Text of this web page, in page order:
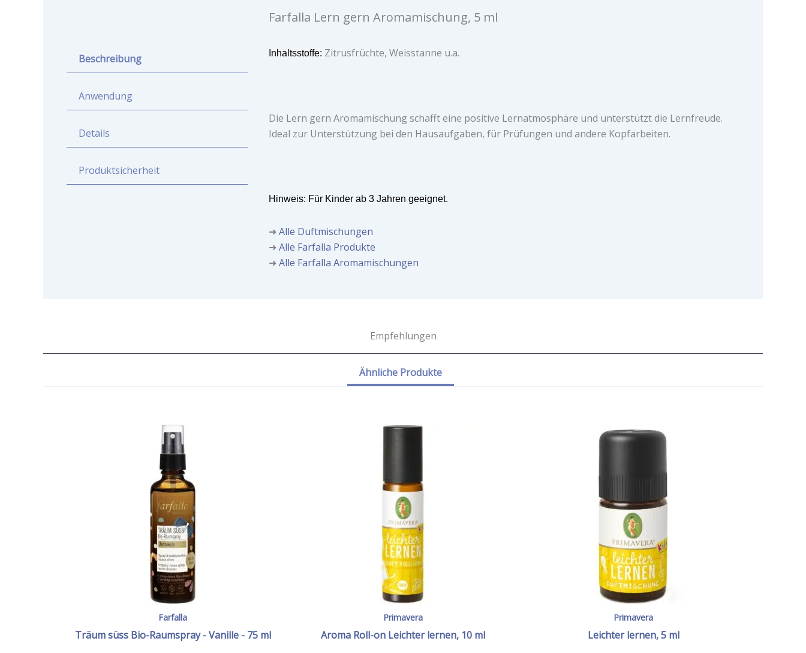
Farfalla Lern gern Aromamischung, 5 ml
Beschreibung
Anwendung
Details
Produktsicherheit
Inhaltsstoffe: Zitrusfrüchte, Weisstanne u.a.
Die Lern gern Aromamischung schafft eine positive Lernatmosphäre und unterstützt die Lernfreude.
Ideal zur Unterstützung bei den Hausaufgaben, für Prüfungen und andere Kopfarbeiten.
Hinweis: Für Kinder ab 3 Jahren geeignet.
➜ Alle Duftmischungen
➜ Alle Farfalla Produkte
➜ Alle Farfalla Aromamischungen
Empfehlungen
Ähnliche Produkte
Farfalla
Träum süss Bio-Raumspray - Vanille - 75 ml
Primavera
Aroma Roll-on Leichter lernen, 10 ml
Primavera
Leichter lernen, 5 ml